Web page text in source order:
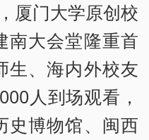
厦门大学原创校
南大会堂隆重首
生、海内外校友
人到场观看，
史博物馆、闽西